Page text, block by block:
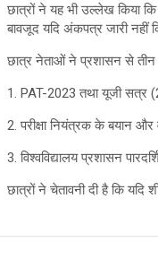
छात्रों ने यह भी उल्लेख किया कि
बावजूद यदि अंकपत्र जारी नहीं
छात्र नेताओं ने प्रशासन से
1. PAT-2023 तथा यूजी सत्र
2. परीक्षा नियंत्रक के बयान
3. विश्वविद्यालय प्रशासन
छात्रों ने चेतावनी दी है कि यदि